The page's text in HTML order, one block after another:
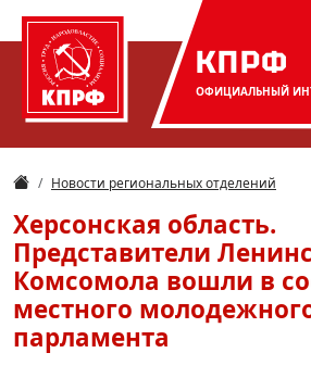
КПРФ
ОФИЦИАЛЬНЫЙ
Новости региональных отделений
Херсонская область.
Представители
Комсомола вошли в
местного
парламента